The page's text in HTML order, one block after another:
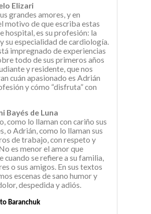
Elizari
grandes amores, y en
motivo de que escriba estas
hospital, es su profesión: la
su especialidad de cardiología.
impregnado de experiencias
todo de sus primeros años
y residente, que nos
cuán apasionado es Adrián
y cómo “disfruta” con
Bayés de Luna
como lo llaman con cariño sus
o Adrián, como lo llaman sus
de trabajo, con respeto y
es menor el amor que
cuando se refiere a su familia,
o sus amigos. En sus textos
escenas de sano humor y
despedida y adiós.
Baranchuk